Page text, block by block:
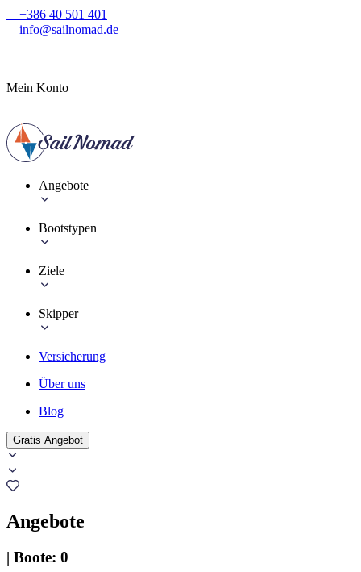
+386 40 501 401
info@sailnomad.de
Mein Konto
Angebote
Bootstypen
Ziele
Skipper
Versicherung
Über uns
Blog
Gratis Angebot
Angebote
| Boote: 0